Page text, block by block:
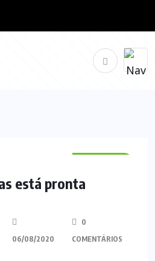
está pronta
06/08/2020
0
COMENTÁRIOS